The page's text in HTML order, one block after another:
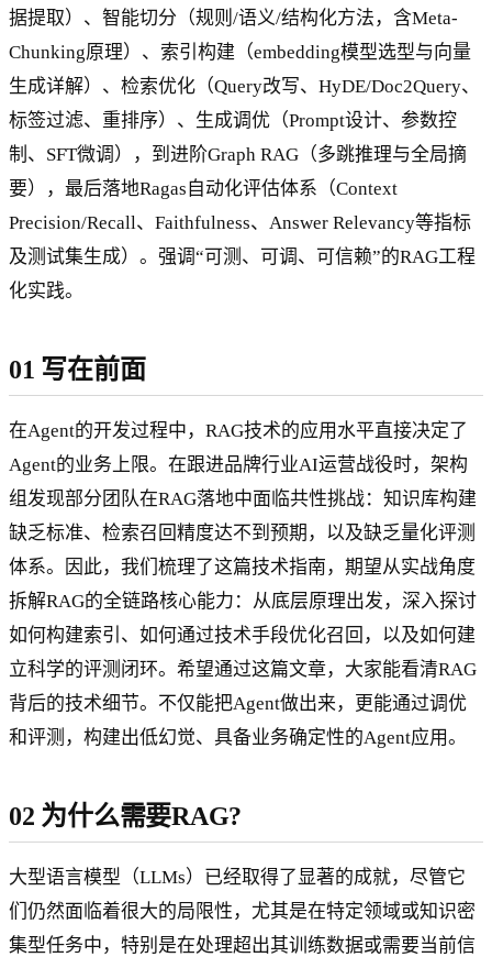
据提取）、智能切分（规则/语义/结构化方法，含Meta-
Chunking原理）、索引构建（embedding模型选型与向量
生成详解）、检索优化（Query改写、HyDE/Doc2Query、
标签过滤、重排序）、生成调优（Prompt设计、参数控
制、SFT微调），到进阶Graph RAG（多跳推理与全局摘
要），最后落地Ragas自动化评估体系（Context
Precision/Recall、Faithfulness、Answer Relevancy等指标
及测试集生成）。强调“可测、可调、可信赖”的RAG工程
化实践。
01 写在前面
在Agent的开发过程中，RAG技术的应用水平直接决定了
Agent的业务上限。在跟进品牌行业AI运营战役时，架构
组发现部分团队在RAG落地中面临共性挑战：知识库构建
缺乏标准、检索召回精度达不到预期，以及缺乏量化评测
体系。因此，我们梳理了这篇技术指南，期望从实战角度
拆解RAG的全链路核心能力：从底层原理出发，深入探讨
如何构建索引、如何通过技术手段优化召回，以及如何建
立科学的评测闭环。希望通过这篇文章，大家能看清RAG
背后的技术细节。不仅能把Agent做出来，更能通过调优
和评测，构建出低幻觉、具备业务确定性的Agent应用。
02 为什么需要RAG?
大型语言模型（LLMs）已经取得了显著的成就，尽管它
们仍然面临着很大的局限性，尤其是在特定领域或知识密
集型任务中，特别是在处理超出其训练数据或需要当前信